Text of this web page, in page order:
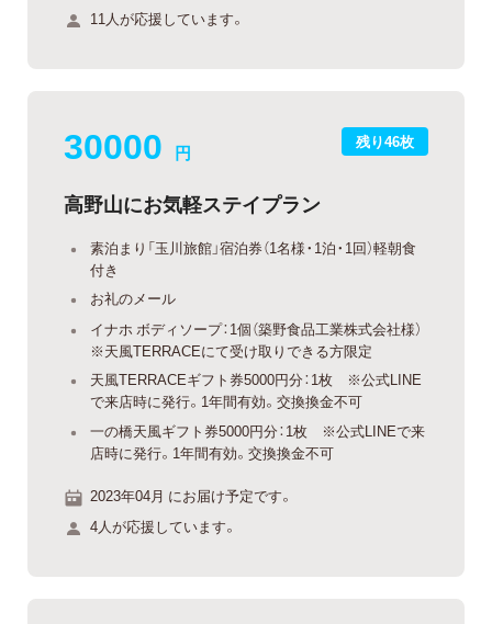
11人が応援しています。
残り46枚
30000 円
高野山にお気軽ステイプラン
素泊まり「玉川旅館」宿泊券（1名様・1泊・1回）軽朝食
付き
お礼のメール
イナホ ボディソープ：1個（築野食品工業株式会社様）
※天風TERRACEにて受け取りできる方限定
天風TERRACEギフト券5000円分：1枚 ※公式LINE
で来店時に発行。1年間有効。交換換金不可
一の橋天風ギフト券5000円分：1枚 ※公式LINEで来
店時に発行。1年間有効。交換換金不可
2023年04月 にお届け予定です。
4人が応援しています。